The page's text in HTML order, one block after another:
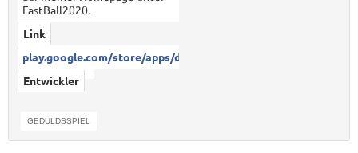
FastBall2020.
Link
play.google.com/store/apps/det...
Entwickler
GEDULDSSPIEL